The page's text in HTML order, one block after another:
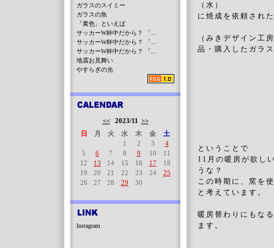
（水）
に焼成を依頼され
（みきデザイン工
品・購入したガラ
ということで
11月の暖房が欲し
うな？
この時期に、窯を
と考えています。
暖房替わりにもな
ます。
ガラスのスイミー
ガラスの魚
「黄色」といえば
サッカーW杯中だから？ 「...
サッカーW杯中だから？ 「...
サッカーW杯中だから？ 「...
地震お見舞い
やすらぎの光
<< 2023/11 >>
日
月 火 水 木 金
土
1
2 3
4
5
6 7 8 9 10
11
12
13 14 15 16 17
18
19
20 21 22 23 24
25
26
27 28 29 30
Instagram